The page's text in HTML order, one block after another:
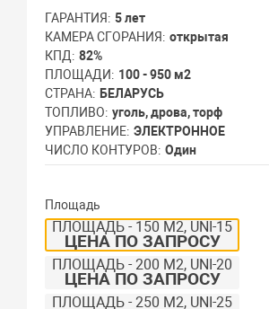
ГАРАНТИЯ
5 лет
КАМЕРА СГОРАНИЯ
открытая
КПД 82%
ПЛОЩАДИ
100 - 950 м2
СТРАНА
БЕЛАРУСЬ
ТОПЛИВО уголь, дрова, торф
УПРАВЛЕНИЕ ЭЛЕКТРОННОЕ
ЧИСЛО КОНТУРОВ Один
Площадь
ПЛОЩАДЬ - 150 М2, UNI-15
ЦЕНА ПО ЗАПРОСУ
ПЛОЩАДЬ - 200 М2, UNI-20
ЦЕНА ПО ЗАПРОСУ
ПЛОЩАДЬ - 250 М2, UNI-25